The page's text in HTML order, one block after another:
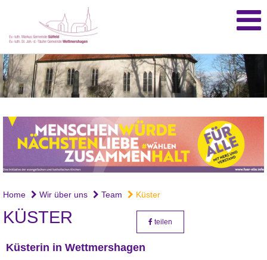
Home Wir über uns Team Küster
KÜSTER teilen
Küsterin in Wettmershagen